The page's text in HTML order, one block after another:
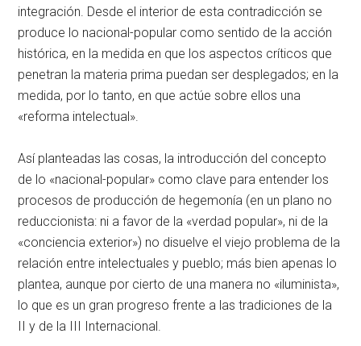
integración. Desde el interior de esta contradicción se
produce lo nacional-popular como sentido de la acción
histórica, en la medida en que los aspectos críticos que
penetran la materia prima puedan ser desplegados; en la
medida, por lo tanto, en que actúe sobre ellos una
«reforma intelectual».
Así planteadas las cosas, la introducción del concepto
de lo «nacional-popular» como clave para entender los
procesos de producción de hegemonía (en un plano no
reduccionista: ni a favor de la «verdad popular», ni de la
«conciencia exterior») no disuelve el viejo problema de la
relación entre intelectuales y pueblo; más bien apenas lo
plantea, aunque por cierto de una manera no «iluminista»,
lo que es un gran progreso frente a las tradiciones de la
II y de la III Internacional.